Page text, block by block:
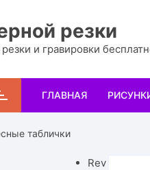
резки
и гравировки
ГЛАВНАЯ
таблички
Rev